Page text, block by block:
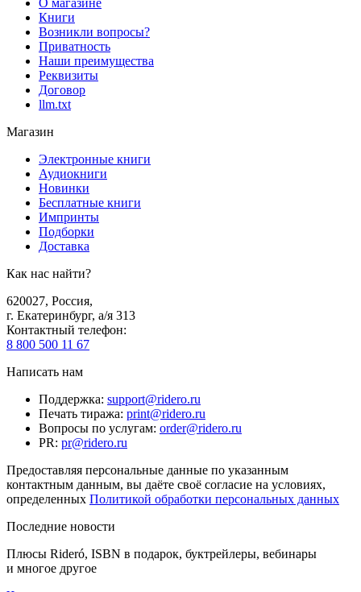
О магазине
Книги
Возникли вопросы?
Приватность
Наши преимущества
Реквизиты
Договор
llm.txt
Магазин
Электронные книги
Аудиокниги
Новинки
Бесплатные книги
Импринты
Подборки
Доставка
Как нас найти?
620027, Россия,
г. Екатеринбург, а/я 313
Контактный телефон:
8 800 500 11 67
Написать нам
Поддержка: support@ridero.ru
Печать тиража: print@ridero.ru
Вопросы по услугам: order@ridero.ru
PR: pr@ridero.ru
Предоставляя персональные данные по указанным
контактным данным, вы даёте своё согласие на условиях,
определенных Политикой обработки персональных данных
Последние новости
Плюсы Rideró, ISBN в подарок, буктрейлеры, вебинары
и многое другое